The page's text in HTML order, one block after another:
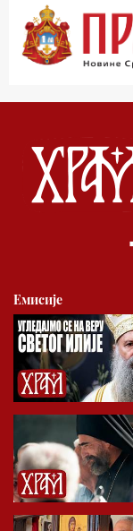
00.03 Црквена
01.03 Живе речи
*најважније
Емисије